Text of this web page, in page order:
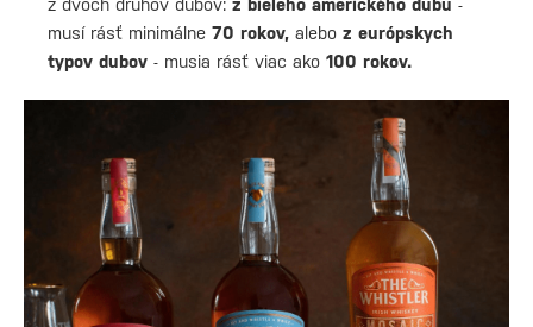
z dvoch druhov dubov: z bieleho amerického dubu -
musí rásť minimálne 70 rokov, alebo z európskych
typov dubov - musia rásť viac ako 100 rokov.